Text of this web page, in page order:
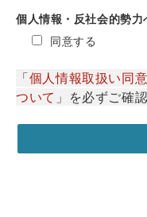
個人情報・反社会的勢力
同意する
「個人情報取扱い同
ついて 」を必ずご確